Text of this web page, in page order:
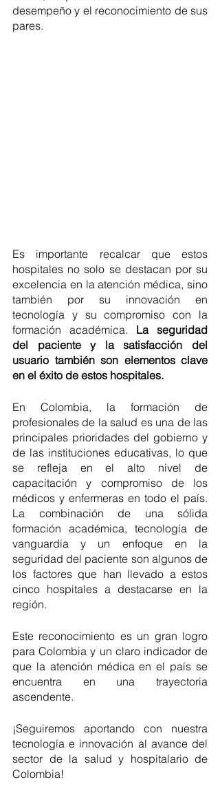
desempeño y el reconocimiento de sus
pares.
Es importante recalcar que estos
hospitales no solo se destacan por su
excelencia en la atención médica, sino
también por su innovación en
tecnología y su compromiso con la
formación académica. La seguridad
del paciente y la satisfacción del
usuario también son elementos clave
en el éxito de estos hospitales.
En Colombia, la formación de
profesionales de la salud es una de las
principales prioridades del gobierno y
de las instituciones educativas, lo que
se refleja en el alto nivel de
capacitación y compromiso de los
médicos y enfermeras en todo el país.
La combinación de una sólida
formación académica, tecnología de
vanguardia y un enfoque en la
seguridad del paciente son algunos de
los factores que han llevado a estos
cinco hospitales a destacarse en la
región.
Este reconocimiento es un gran logro
para Colombia y un claro indicador de
que la atención médica en el país se
encuentra en una trayectoria
ascendente.
¡Seguiremos aportando con nuestra
tecnología e innovación al avance del
sector de la salud y hospitalario de
Colombia!